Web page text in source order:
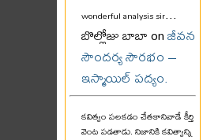
wonderful analysis sir...
బొల్లోజు బాబా onజీవన
సౌందర్య సౌరభం –
ఇస్మాయిల్ పద్యం.
కవిత్వం పలకడం చేతకానివాడే కీర్తి